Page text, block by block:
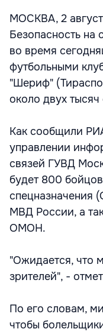
МОСКВА, 2
Безопасность на
во время
футбольными
"Шериф"
около двух
Как сообщили
управлении
связей ГУВД
будет 800
спецназначения
МВД России, а
ОМОН.
"Ожидается, что
зрителей", -
По его словам,
чтобы